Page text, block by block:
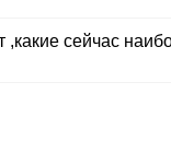
сейчас